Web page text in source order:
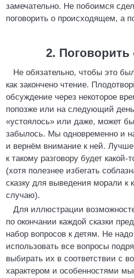
замечательно. Не побоимся
поговорить о происходящем, а
2. Поговорить
Не обязательно, чтобы это
как закончено чтение.
обсуждение через некоторое
попозже или на следующий
«устоялось» или даже, может
забылось. Мы одновременно и
и вернём внимание к ней. Лучше
к такому разговору будет
(хотя полезнее избегать
сказку для выведения морали к
случаю).
Для иллюстрации
по окончании каждой сказки
набор вопросов к детям. Не
использовать все вопросы
выбирать их в соответствии с
характером и особенностями